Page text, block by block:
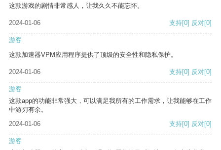
这款游戏的剧情非常感人，让我久久不能忘怀。
2024-01-06 支持[0] 反对[0]
游客
这款加速器VPM应用程序提供了顶级的安全性和隐私保护。
2024-01-06 支持[0] 反对[0]
游客
这款app的功能非常强大，可以满足我所有的工作需求，让我能够在工作
中游刃有余。
2024-01-06
支持[0] 反对[0]
游客